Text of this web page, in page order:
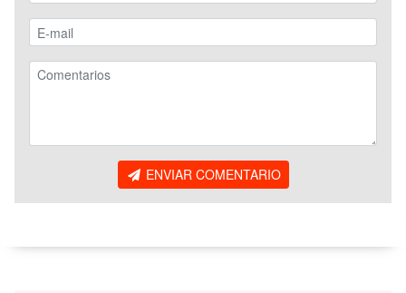
ENVIAR COMENTARIO